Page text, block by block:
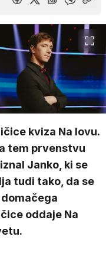
kviza Na lovu.
tem prvenstvu
Janko, ki se
tudi tako, da se
oddaje Na